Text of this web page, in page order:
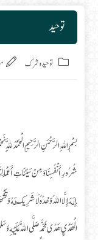
توحید
Post category:
توحید وشرک
بسْمِ اللهِ الرَّحْمَنِ الرَّحِيمِ الْحَمْدُ
شُرُورِ أَنْفُسِنَا وَمِنْ سَيِّئَاتِ
إِلَهَ إِلَّا اللهُ وَحْدَهُ لَا شَرِيكَ لَهُ
الْهَدْيِ هَدُى مُحَمَّدٍ صَلَّى اللَّهُ عَلَيْهِ